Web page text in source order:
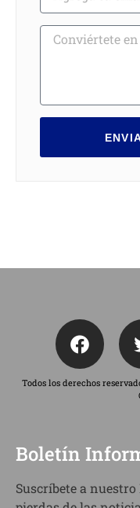
Todos los derechos
Boletín
Suscríbete a